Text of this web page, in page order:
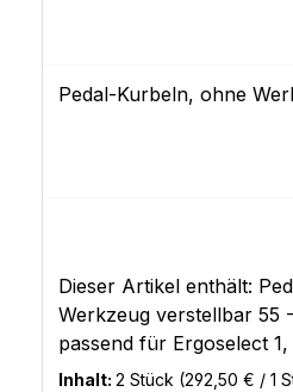
Pedal-Kurbeln, ohne
Dieser Artikel enthält:
Werkzeug verstellbar 55
passend für Ergoselect
optibike plus
Inhalt: 2 Stück (292,50 € / 1